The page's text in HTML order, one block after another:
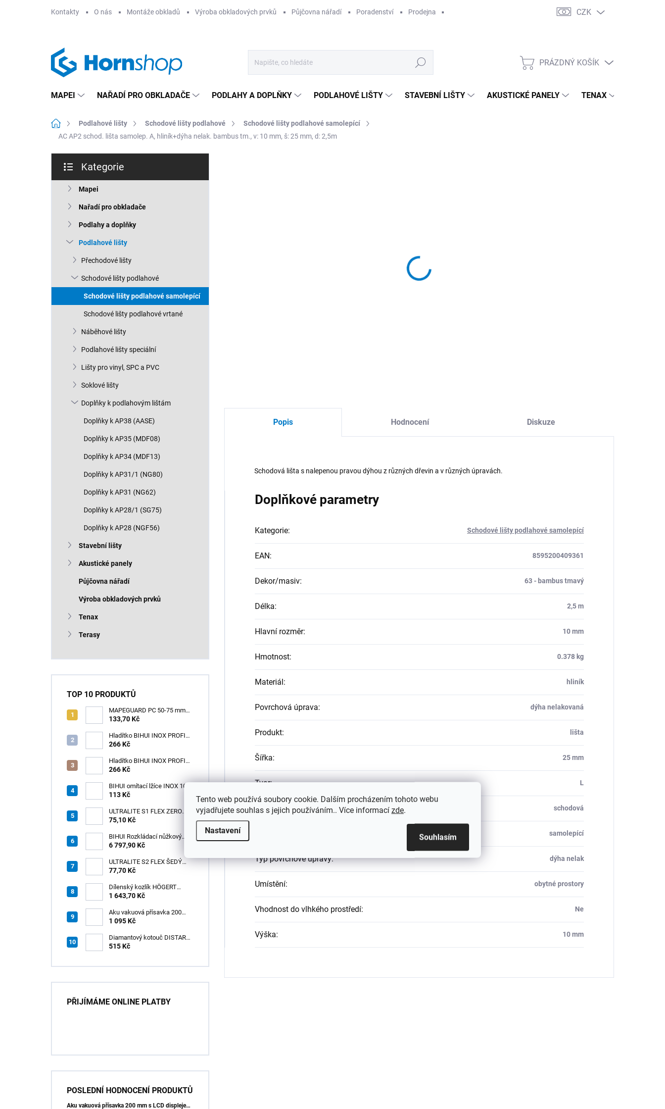
Tento web používá soubory cookie. Dalším procházením tohoto webu
vyjadřujete souhlas s jejich používáním.. Více informací zde.
Nastavení
Souhlasím
Kontakty O nás Montáže obkladů Výroba obkladových prvků Půjčovna nářadí Poradenství Prodejna CZK
Hledat
NÁKUPNÍ
PRÁZDNÝ KOŠÍK
MAPEI NAŘADÍ PRO OBKLADAČE PODLAHY A DOPLŇKY PODLAHOVÉ LIŠTY STAVEBNÍ LIŠTY AKUSTICKÉ PANELY TENAX
Domů Podlahové lišty Schodové lišty podlahové
Schodové lišty podlahové samolepící
AC AP2 schod. lišta samolep. A, hliník+dýha nelak. bambus tm., v: 10 mm, š: 25 mm, d: 2,5m
s
e
kategorie
Kategorie
Mapei
Nařadí pro obkladače
Podlahy a doplňky
Podlahové lišty
Přechodové lišty
Schodové lišty podlahové
Schodové lišty podlahové samolepící
Schodové lišty podlahové vrtané
Náběhové lišty
Podlahové lišty speciální
Lišty pro vinyl, SPC a PVC
Soklové lišty
Doplňky k podlahovým lištám
Doplňky k AP38 (AASE)
Doplňky k AP35 (MDF08)
Doplňky k AP34 (MDF13)
Doplňky k AP31/1 (NG80)
Doplňky k AP31 (NG62)
Doplňky k AP28/1 (SG75)
Doplňky k AP28 (NGF56)
Stavební lišty
Akustické panely
Půjčovna nářadí
Výroba obkladových prvků
Tenax
Terasy
TOP 10 PRODUKTŮ
MAPEGUARD PC 50-75 mm
(1box=25ks) /1ks
133,70 Kč
Hladítko BIHUI INOX PROFI
280 x 120 mm zub 12mm -
266 Kč
Hladítko BIHUI INOX PROFI
280 x 120 mm zub 3,2mm -
266 Kč
BIHUI omítací lžíce INOX 100
× 110 mm – měkká
113 Kč
ULTRALITE S1 FLEX ZERO
BÍLÝ NOVINKA/15kg
75,10 Kč
BIHUI Rozkládací nůžkový
pracovní stůl 221×113×73 cm
6 797,90 Kč
ULTRALITE S2 FLEX ŠEDÝ
/15kg
77,70 Kč
Dílenský kozlík HÖGERT
HT7G551
1 643,70 Kč
Aku vakuová přísavka 200
mm s LCD displejem (150 kg)
1 095 Kč
Diamantový kotouč DISTAR
GREEN CUT
515 Kč
PŘIJÍMÁME ONLINE PLATBY
POSLEDNÍ HODNOCENÍ PRODUKTŮ
Aku vakuová přísavka 200 mm s LCD displejem (150 kg) - HÖGERT HT3B355
Popis Hodnocení Diskuze
Schodová lišta s nalepenou pravou dýhou z různých dřevin a v různých úpravách.
Doplňkové parametry
Kategorie: Schodové lišty podlahové samolepící
EAN: 8595200409361
Dekor/masiv: 63 - bambus tmavý
Délka: 2,5 m
Hlavní rozměr: 10 mm
Hmotnost: 0.378 kg
Materiál: hliník
Povrchová úprava: dýha nelakovaná
Produkt: lišta
Šířka: 25 mm
Tvar: L
Typ: schodová
samolepící
Typ povrchové úpravy: dýha nelak
Umístění: obytné prostory
Vhodnost do vlhkého prostředí: Ne
Výška: 10 mm